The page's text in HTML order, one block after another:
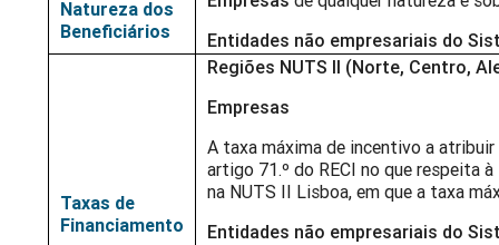
Natureza dos
Beneficiários
Entidades não empresariais do
Taxas de
Financiamento
Regiões NUTS II (Norte, Centro,
Empresas
A taxa máxima de incentivo a
artigo 71.º do RECI no que respeita
na NUTS II Lisboa, em que a taxa
Entidades não empresariais do